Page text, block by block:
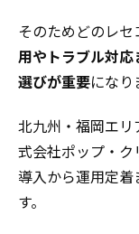
そのためどのレセ
用やトラブル対
選びが重要になり
北九州・福岡エ
式会社ポップ・
導入から運用定
す。